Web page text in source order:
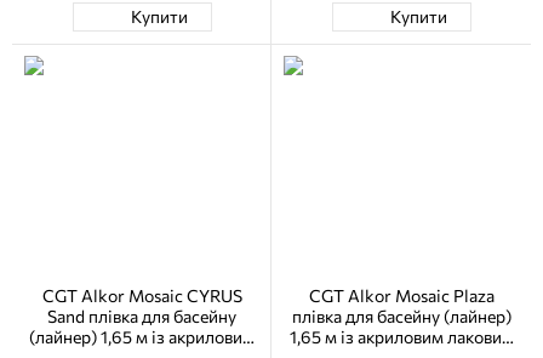
Купити Купити
CGT Alkor Mosaic CYRUS
Sand плівка для басейну
(лайнер) 1,65 м із акриловим
CGT Alkor Mosaic Plaza
плівка для басейну (лайнер)
1,65 м із акриловим лаковим